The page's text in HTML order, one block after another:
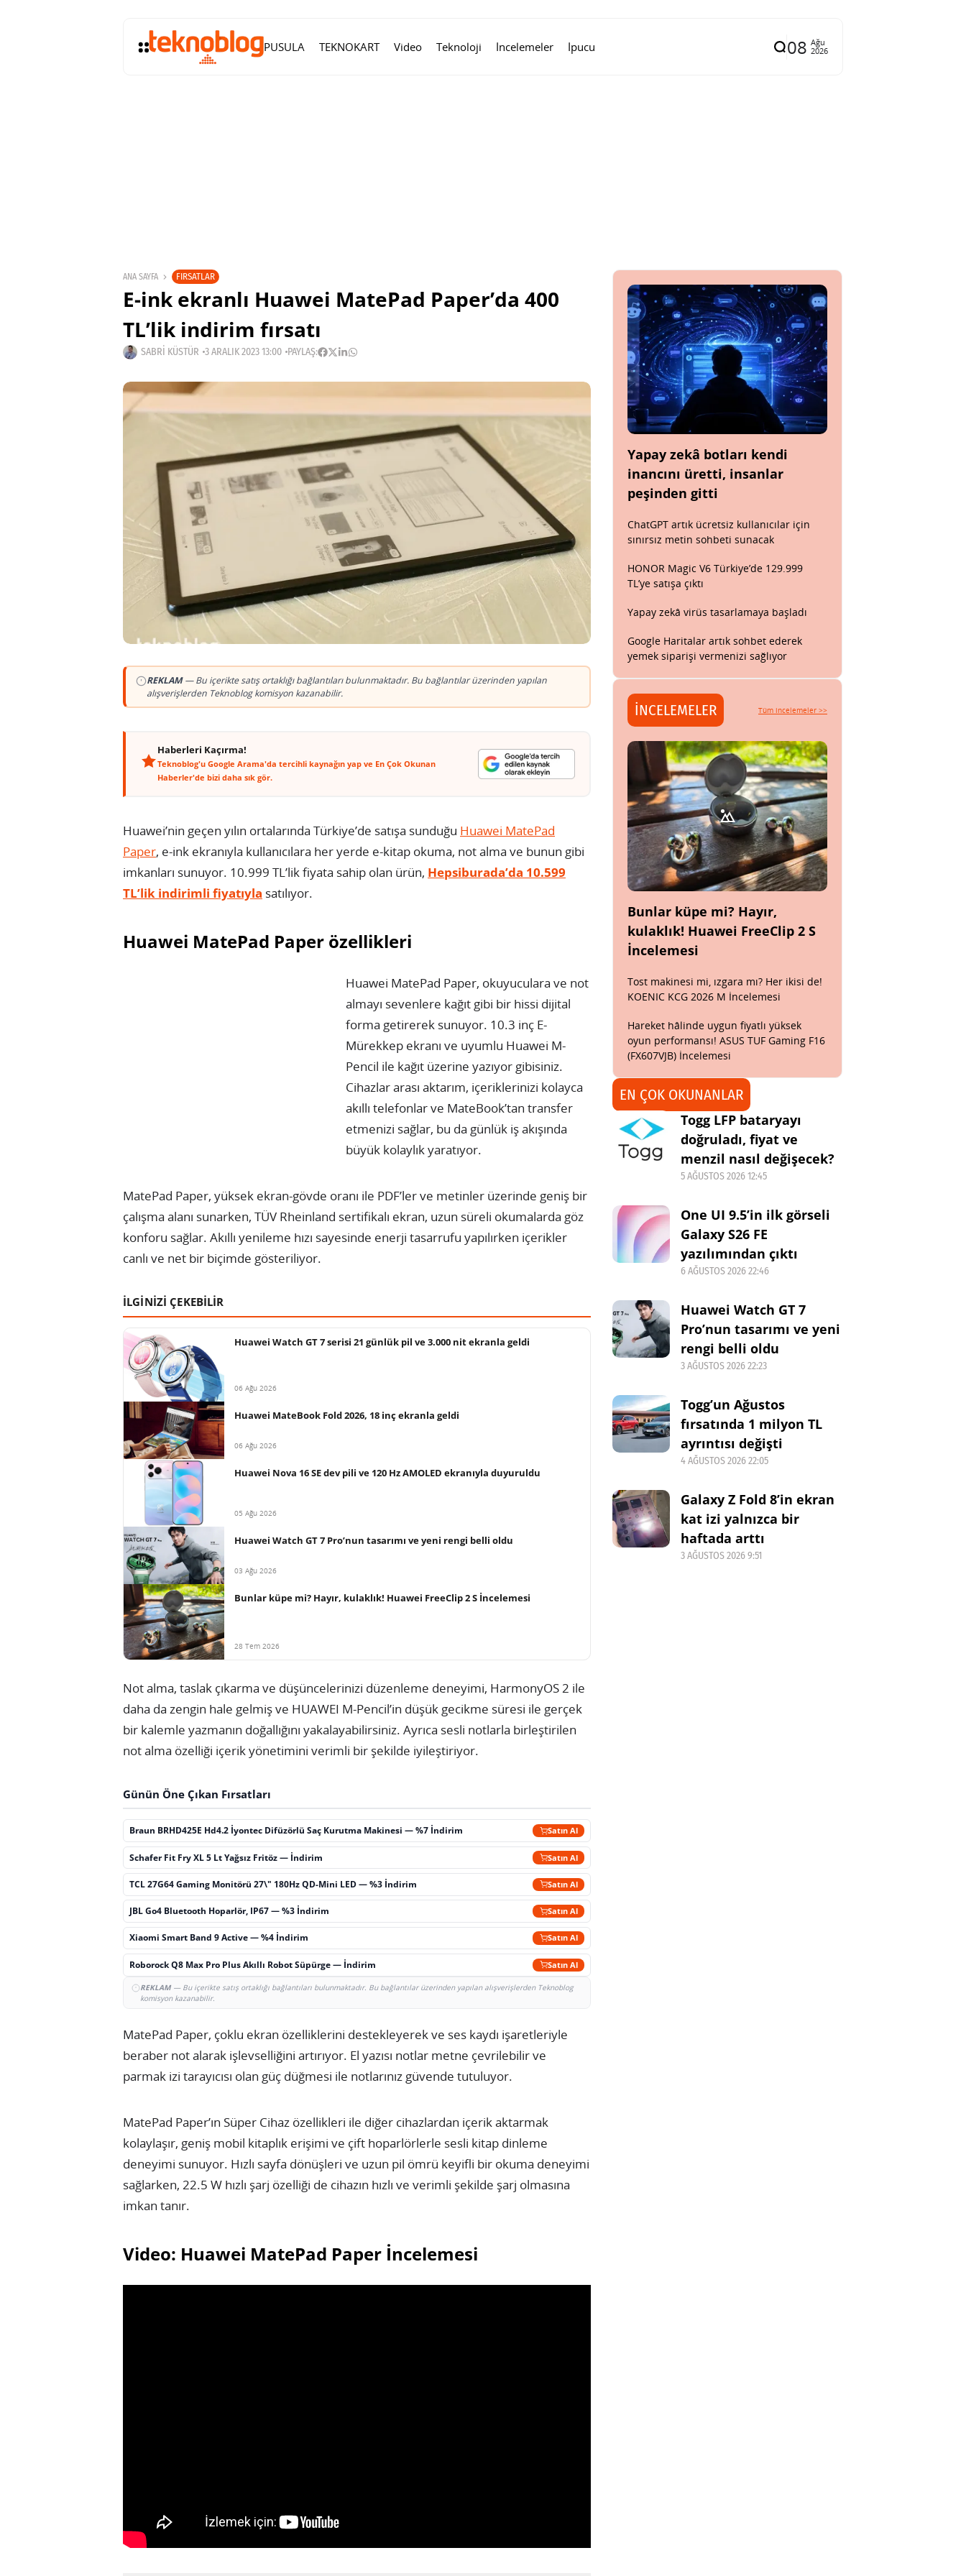
PUSULA TEKNOKART Video Teknoloji İncelemeler İpucu 08 Ağu
2026
ANA SAYFA FIRSATLAR
E-ink ekranlı Huawei MatePad Paper’da 400
TL’lik indirim fırsatı
SABRI KÜSTÜR 3 ARALIK 2023 13:00 PAYLAŞ:
REKLAM— Bu içerikte satış ortaklığı bağlantıları bulunmaktadır. Bu bağlantılar üzerinden yapılan
alışverişlerden Teknoblog komisyon kazanabilir.
Haberleri Kaçırma!
Teknoblog'u Google Arama'da tercihli kaynağın yap ve En Çok Okunan
Haberler'de bizi daha sık gör.
Huawei’nin geçen yılın ortalarında Türkiye’de satışa sunduğu Huawei MatePad
Paper, e-ink ekranıyla kullanıcılara her yerde e-kitap okuma, not alma ve bunun gibi
imkanları sunuyor. 10.999 TL’lik fiyata sahip olan ürün, Hepsiburada’da 10.599
TL’lik indirimli fiyatıyla satılıyor.
Huawei MatePad Paper özellikleri
Huawei MatePad Paper, okuyuculara ve not
almayı sevenlere kağıt gibi bir hissi dijital
forma getirerek sunuyor. 10.3 inç E-
Mürekkep ekranı ve uyumlu Huawei M-
Pencil ile kağıt üzerine yazıyor gibisiniz.
Cihazlar arası aktarım, içeriklerinizi kolayca
akıllı telefonlar ve MateBook’tan transfer
etmenizi sağlar, bu da günlük iş akışında
büyük kolaylık yaratıyor.
MatePad Paper, yüksek ekran-gövde oranı ile PDF’ler ve metinler üzerinde geniş bir
çalışma alanı sunarken, TÜV Rheinland sertifikalı ekran, uzun süreli okumalarda göz
konforu sağlar. Akıllı yenileme hızı sayesinde enerji tasarrufu yapılırken içerikler
canlı ve net bir biçimde gösteriliyor.
İLGİNİZİ ÇEKEBİLİR
Huawei Watch GT 7 serisi 21 günlük pil ve 3.000 nit ekranla geldi
06 Ağu 2026
Huawei MateBook Fold 2026, 18 inç ekranla geldi
06 Ağu 2026
Huawei Nova 16 SE dev pili ve 120 Hz AMOLED ekranıyla duyuruldu
05 Ağu 2026
Huawei Watch GT 7 Pro’nun tasarımı ve yeni rengi belli oldu
03 Ağu 2026
Bunlar küpe mi? Hayır, kulaklık! Huawei FreeClip 2 S İncelemesi
28 Tem 2026
Not alma, taslak çıkarma ve düşüncelerinizi düzenleme deneyimi, HarmonyOS 2 ile
daha da zengin hale gelmiş ve HUAWEI M-Pencil’in düşük gecikme süresi ile gerçek
bir kalemle yazmanın doğallığını yakalayabilirsiniz. Ayrıca sesli notlarla birleştirilen
not alma özelliği içerik yönetimini verimli bir şekilde iyileştiriyor.
Günün Öne Çıkan Fırsatları
Braun BRHD425E Hd4.2 İyontec Difüzörlü Saç Kurutma Makinesi — %7 İndirim Satın Al
Schafer Fit Fry XL 5 Lt Yağsız Fritöz — İndirim Satın Al
TCL 27G64 Gaming Monitörü 27\" 180Hz QD-Mini LED — %3 İndirim Satın Al
JBL Go4 Bluetooth Hoparlör, IP67 — %3 İndirim Satın Al
Xiaomi Smart Band 9 Active — %4 İndirim Satın Al
Roborock Q8 Max Pro Plus Akıllı Robot Süpürge — İndirim Satın Al
REKLAM— Bu içerikte satış ortaklığı bağlantıları bulunmaktadır. Bu bağlantılar üzerinden yapılan alışverişlerden Teknoblog
komisyon kazanabilir.
MatePad Paper, çoklu ekran özelliklerini destekleyerek ve ses kaydı işaretleriyle
beraber not alarak işlevselliğini artırıyor. El yazısı notlar metne çevrilebilir ve
parmak izi tarayıcısı olan güç düğmesi ile notlarınız güvende tutuluyor.
MatePad Paper’ın Süper Cihaz özellikleri ile diğer cihazlardan içerik aktarmak
kolaylaşır, geniş mobil kitaplık erişimi ve çift hoparlörlerle sesli kitap dinleme
deneyimi sunuyor. Hızlı sayfa dönüşleri ve uzun pil ömrü keyifli bir okuma deneyimi
sağlarken, 22.5 W hızlı şarj özelliği de cihazın hızlı ve verimli şekilde şarj olmasına
imkan tanır.
Video: Huawei MatePad Paper İncelemesi
Yapay zekâ botları kendi
inancını üretti, insanlar
peşinden gitti
ChatGPT artık ücretsiz kullanıcılar için
sınırsız metin sohbeti sunacak
HONOR Magic V6 Türkiye’de 129.999
TL’ye satışa çıktı
Yapay zekâ virüs tasarlamaya başladı
Google Haritalar artık sohbet ederek
yemek siparişi vermenizi sağlıyor
İNCELEMELER Tüm incelemeler >>
Bunlar küpe mi? Hayır,
kulaklık! Huawei FreeClip 2 S
İncelemesi
Tost makinesi mi, ızgara mı? Her ikisi de!
KOENIC KCG 2026 M İncelemesi
Hareket hâlinde uygun fiyatlı yüksek
oyun performansı! ASUS TUF Gaming F16
(FX607VJB) İncelemesi
EN ÇOK OKUNANLAR
Togg LFP bataryayı
doğruladı, fiyat ve
menzil nasıl değişecek?
5 AĞUSTOS 2026 12:45
One UI 9.5’in ilk görseli
Galaxy S26 FE
yazılımından çıktı
6 AĞUSTOS 2026 22:46
Huawei Watch GT 7
Pro’nun tasarımı ve yeni
rengi belli oldu
3 AĞUSTOS 2026 22:23
Togg’un Ağustos
fırsatında 1 milyon TL
ayrıntısı değişti
4 AĞUSTOS 2026 22:05
Galaxy Z Fold 8’in ekran
kat izi yalnızca bir
haftada arttı
3 AĞUSTOS 2026 9:51